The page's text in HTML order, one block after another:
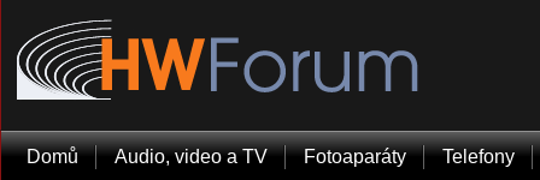
Domů Audio, video a TV Fotoaparáty Telefony